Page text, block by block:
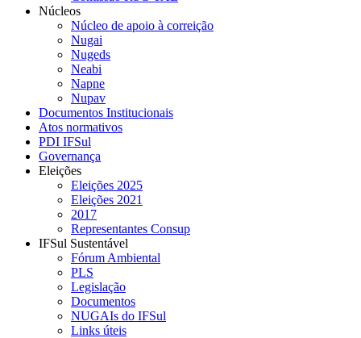
Núcleos
Núcleo de apoio à correição
Nugai
Nugeds
Neabi
Napne
Nupav
Documentos Institucionais
Atos normativos
PDI IFSul
Governança
Eleições
Eleições 2025
Eleições 2021
2017
Representantes Consup
IFSul Sustentável
Fórum Ambiental
PLS
Legislação
Documentos
NUGAIs do IFSul
Links úteis